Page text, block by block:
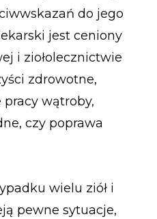
do jego
jest ceniony
i ziołolecznictwie
zdrowotne,
wątroby,
czy poprawa
wielu ziół i
pewne sytuacje,